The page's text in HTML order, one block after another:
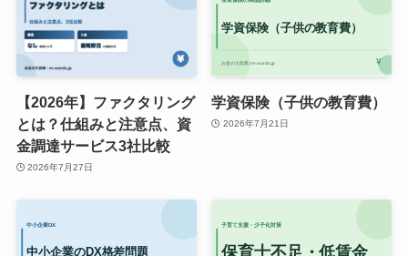
【2026年】ファクタリング
とは？仕組みと注意点、資
金調達サービス3社比較
2026年7月27日
学資保険（子供の教育費）
2026年7月21日